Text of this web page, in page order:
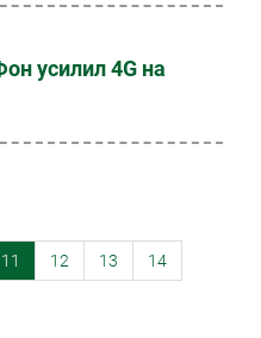
усилил 4G на
11 12 13 14